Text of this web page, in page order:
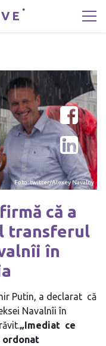
Foto: twitter/Alexey Navalny
că a
transferul
în
Putin, a declarat că
Navalnîi în
„Imediat ce
ordonat